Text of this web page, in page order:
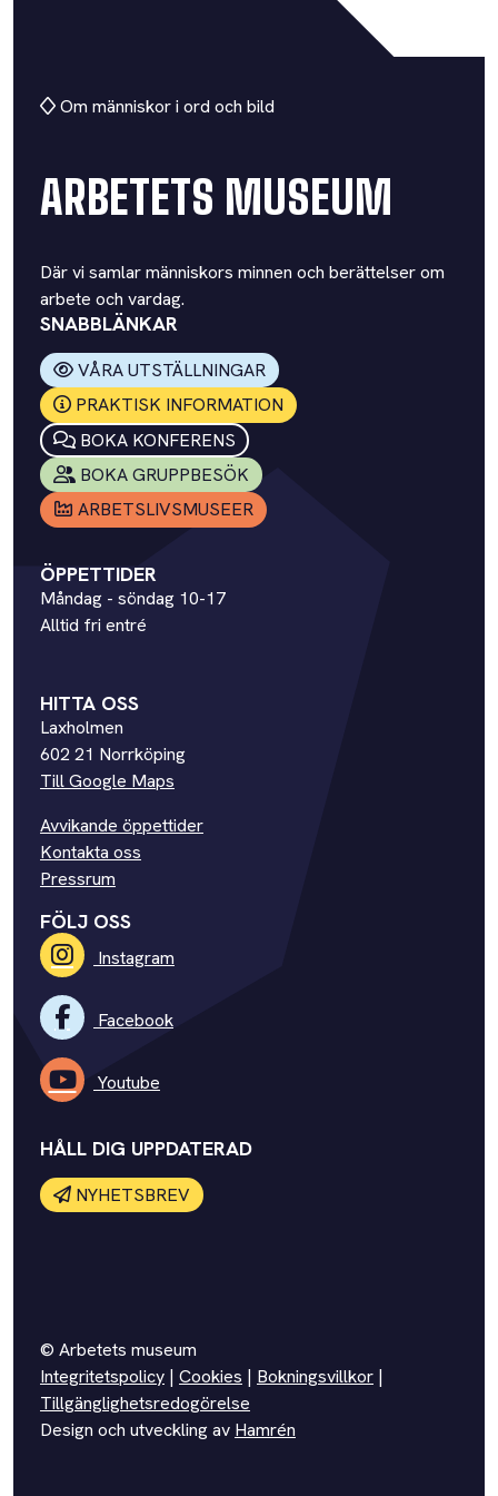
Om människor i ord och bild
ARBETETS MUSEUM
Där vi samlar människors minnen och berättelser om
arbete och vardag.
SNABBLÄNKAR
VÅRA UTSTÄLLNINGAR
PRAKTISK INFORMATION
BOKA KONFERENS
BOKA GRUPPBESÖK
ARBETSLIVSMUSEER
ÖPPETTIDER
Måndag - söndag 10-17
Alltid fri entré
HITTA OSS
Laxholmen
602 21 Norrköping
Till Google Maps
Avvikande öppettider
Kontakta oss
Pressrum
FÖLJ OSS
Instagram
Facebook
Youtube
HÅLL DIG UPPDATERAD
NYHETSBREV
© Arbetets museum
Integritetspolicy | Cookies | Bokningsvillkor |
Tillgänglighetsredogörelse
Design och utveckling av Hamrén